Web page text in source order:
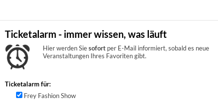
Ticketalarm - immer wissen, was läuft
Hier werden Siesofort per E-Mail informiert, sobald es neue
Veranstaltungen Ihres Favoriten gibt.
Ticketalarm für:
Frey Fashion Show